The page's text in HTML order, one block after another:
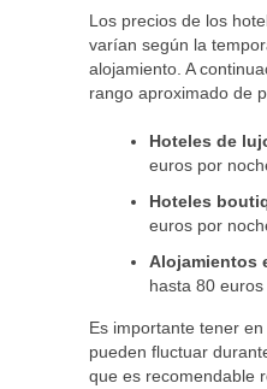
Los precios de los
varían según la
alojamiento. A
rango aproximado de
Hoteles de
euros por
Hoteles
euros por
Alojamientos
hasta 80 euros
Es importante tener
pueden fluctuar
que es recomendable